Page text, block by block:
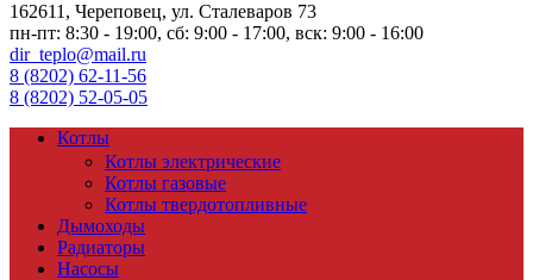
162611, Череповец, ул. Сталеваров 73
пн-пт: 8:30 - 19:00, сб: 9:00 - 17:00, вск: 9:00 - 16:00
dir_teplo@mail.ru
8 (8202) 62-11-56
8 (8202) 52-05-05
Котлы
Котлы электрические
Котлы газовые
Котлы твердотопливные
Дымоходы
Радиаторы
Насосы